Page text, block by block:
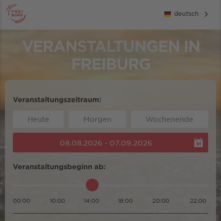
deutsch
VERANSTALTUNGEN IN
FREIBURG
Veranstaltungszeitraum:
Heute Morgen Wochenende
08.08.2026 - 07.09.2026
Veranstaltungsbeginn ab:
00:00 10:00 14:00 18:00 20:00 22:00